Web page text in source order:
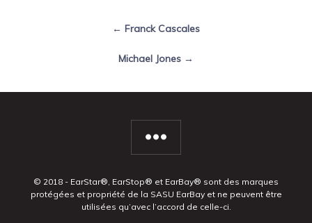
← Franck Cascales
Michael Jones →
© 2018 - EarStar®, EarStop® et EarBay® sont des marques
protégées et propriété de la SASU EarBay et ne peuvent être
utilisées qu’avec l’accord de celle-ci.